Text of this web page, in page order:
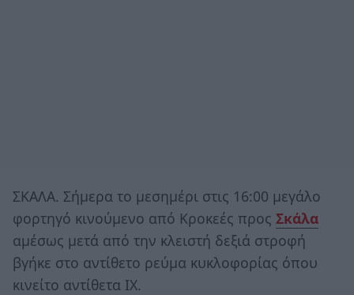
ΣΚΑΛΑ. Σήμερα το μεσημέρι στις 16:00 μεγάλο
φορτηγό κινούμενο από Κροκεές προς Σκάλα
αμέσως μετά από την κλειστή δεξιά στροφή
βγήκε στο αντίθετο ρεύμα κυκλοφορίας όπου
κινείτο αντίθετα ΙΧ.